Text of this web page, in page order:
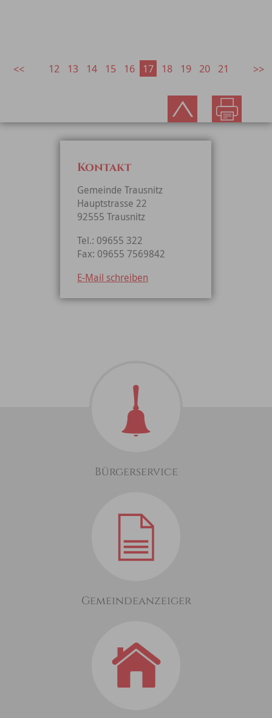
12 13 14 15 16 17 18 19 20 21
Kontakt
Gemeinde Trausnitz
Hauptstrasse 22
92555 Trausnitz
Tel.: 09655 322
Fax: 09655 7569842
E-Mail schreiben
Bürgerservice
Gemeindeanzeiger